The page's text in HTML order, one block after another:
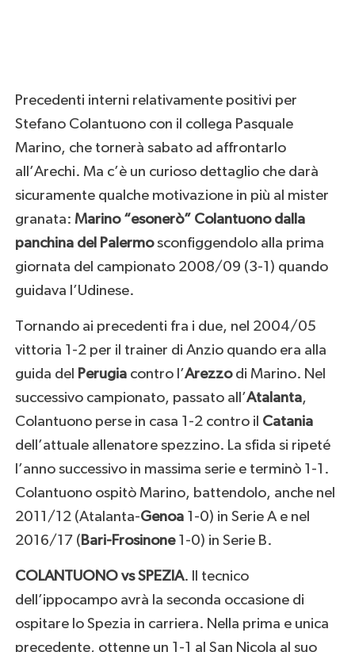
Precedenti interni relativamente positivi per
Stefano Colantuono con il collega Pasquale
Marino, che tornerà sabato ad affrontarlo
all’Arechi. Ma c’è un curioso dettaglio che darà
sicuramente qualche motivazione in più al mister
granata: Marino “esonerò” Colantuono dalla
panchina del Palermosconfiggendolo alla prima
giornata del campionato 2008/09 (3-1) quando
guidava l’Udinese.
Tornando ai precedenti fra i due, nel 2004/05
vittoria 1-2 per il trainer di Anzio quando era alla
guida del Perugiacontro l’Arezzodi Marino. Nel
successivo campionato, passato all’Atalanta,
Colantuono perse in casa 1-2 contro il Catania
dell’attuale allenatore spezzino. La sfida si ripeté
l’anno successivo in massima serie e terminò 1-1.
Colantuono ospitò Marino, battendolo, anche nel
2011/12 (Atalanta-Genoa1-0) in Serie A e nel
2016/17 ( Bari-Frosinone1-0) in Serie B.
COLANTUONO vs SPEZIA. Il tecnico
dell’ippocampo avrà la seconda occasione di
ospitare lo Spezia in carriera. Nella prima e unica
precedente, ottenne un 1-1 al San Nicola al suo